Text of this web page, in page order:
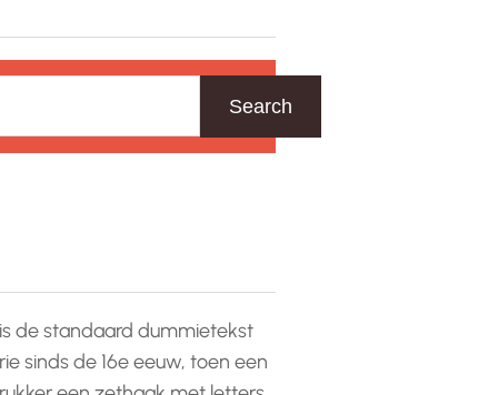
Search
de standaard dummietekst
sinds de 16e eeuw, toen een